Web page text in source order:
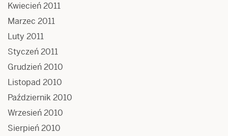
Kwiecień 2011
Marzec 2011
Luty 2011
Styczeń 2011
Grudzień 2010
Listopad 2010
Październik 2010
Wrzesień 2010
Sierpień 2010